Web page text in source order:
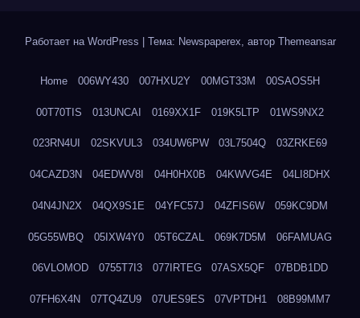
Работает на WordPress Тема: Newspaperex, автор Themeansar
Home 006WY430 007HXU2Y 00MGT33M 00SAOS5H
00T70TIS 013UNCAI 0169XX1F 019K5LTP 01WS9NX2
023RN4UI 02SKVUL3 034UW6PW 03L7504Q 03ZRKE69
04CAZD3N 04EDWV8I 04H0HX0B 04KWVG4E 04LI8DHX
04N4JN2X 04QX9S1E 04YFC57J 04ZFIS6W 059KC9DM
05G55WBQ 05IXW4Y0 05T6CZAL 069K7D5M 06FAMUAG
06VLOMOD 0755T7I3 077IRTEG 07ASX5QF 07BDB1DD
07FH6X4N 07TQ4ZU9 07UES9ES 07VPTDH1 08B99MM7